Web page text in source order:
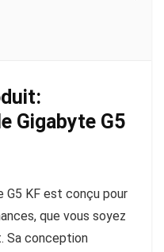
Gigabyte G5
G5 KF est conçu pour
que vous soyez
Sa conception